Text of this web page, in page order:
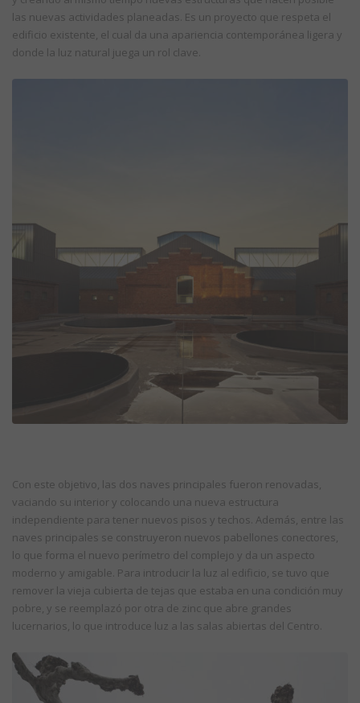
las nuevas actividades planeadas. Es un proyecto que respeta el
edificio existente, el cual da una apariencia contemporánea ligera y
donde la luz natural juega un rol clave.
Con este objetivo, las dos naves principales fueron renovadas,
vaciando su interior y colocando una nueva estructura
independiente para tener nuevos pisos y techos. Además, entre las
naves principales se construyeron nuevos pabellones conectores,
lo que forma el nuevo perímetro del complejo y da un aspecto
moderno y amigable. Para introducir la luz al edificio, se tuvo que
remover la vieja cubierta de tejas que estaba en una condición muy
pobre, y se reemplazó por otra de zinc que abre grandes
lucernarios, lo que introduce luz a las salas abiertas del Centro.